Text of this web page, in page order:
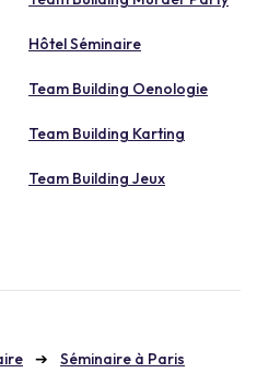
Hôtel Séminaire
Team Building Oenologie
Team Building Karting
Team Building Jeux
Séminaire à Paris